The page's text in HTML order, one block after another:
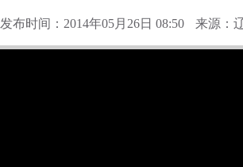
发布时间：2014年05月26日 08:50 来源：